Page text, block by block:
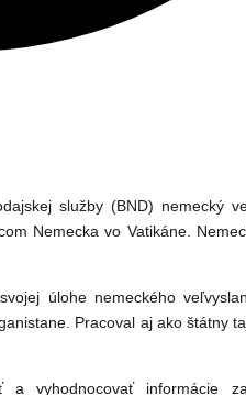
služby (BND) nemecký
Nemecka vo Vatikáne.
úlohe nemeckého
Pracoval aj ako štátny
informácie